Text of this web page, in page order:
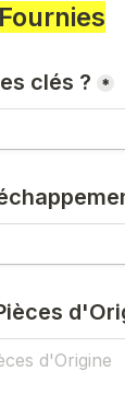
clés ? *